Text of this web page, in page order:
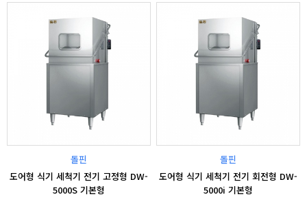
돌핀
도어형 식기 세척기 전기 고정형 DW-
5000S 기본형
돌핀
도어형 식기 세척기 전기 회전형 DW-
5000i 기본형